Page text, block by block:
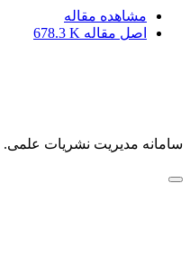
مشاهده مقاله
اصل مقاله 678.3 K
سامانه مدیریت نشریات علمی.